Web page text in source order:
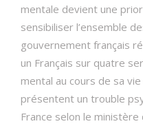
mentale devient une
sensibiliser l’ensemble
gouvernement français
un Français sur quatre
mental au cours de sa
présentent un trouble
France selon le